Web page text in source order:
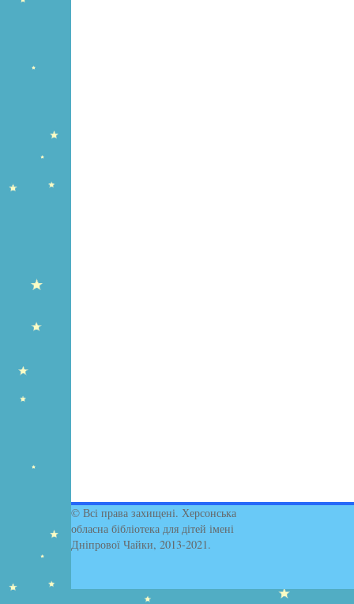
© Всі права захищені. Херсонська
обласна бібліотека для дітей імені
Дніпрової Чайки, 2013-2021.